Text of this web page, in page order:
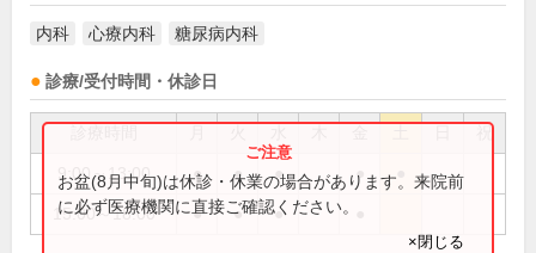
内科 心療内科 糖尿病内科
診療/受付時間・休診日
祝
9:00～13:00 ● ● ● ●
15:00～18:00 ● ● ●
お盆(8月中旬)は休診・休業の場合があります。来院前
に必ず医療機関に直接ご確認ください。
×閉じる